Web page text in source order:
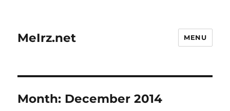
MeIrz.net MENU
Month: December 2014